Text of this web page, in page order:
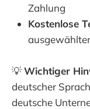
Zahlung
Kostenlose
💡Wichtiger
deutscher
deutsche